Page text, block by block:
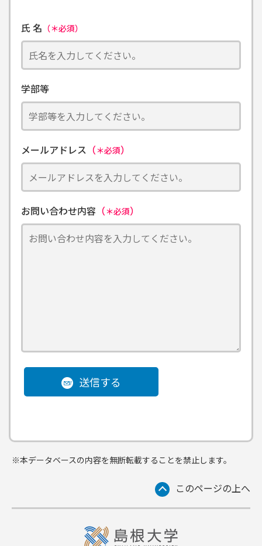
氏 名 （＊必須）
学部等
メールアドレス （＊必須）
お問い合わせ内容 （＊必須）
送信する
※本データベースの内容を無断転載することを禁止します。
このページの上へ